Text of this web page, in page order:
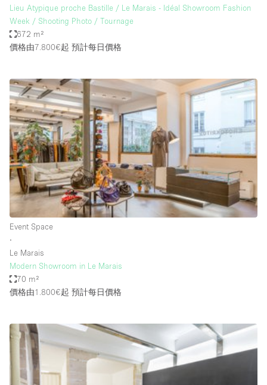
Warehouse
Air Conditioning
Animals Friendly
Bar
Bathroom
Car Display
Concierge
Counters
Electricity
Elevator
Fitting Rooms
Garden
Garment Rack
Lieu Atypique proche Bastille / Le Marais - Idéal Showroom Fashion
Week / Shooting Photo / Tournage
672 m²
價格由7.800€起 預計每日價格
Event Space
∙
Le Marais
Modern Showroom in Le Marais
70 m²
價格由1.800€起 預計每日價格